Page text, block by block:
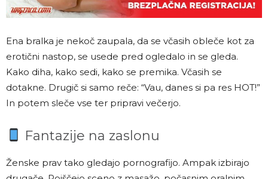
Ena bralka je nekoč zaupala, da se včasih obleče kot za
erotični nastop, se usede pred ogledalo in se gleda.
Kako diha, kako sedi, kako se premika. Včasih se
dotakne. Drugič si samo reče: “Vau, danes si pa res HOT!”
In potem sleče vse ter pripravi večerjo.
Fantazije na zaslonu
Ženske prav tako gledajo pornografijo. Ampak izbirajo